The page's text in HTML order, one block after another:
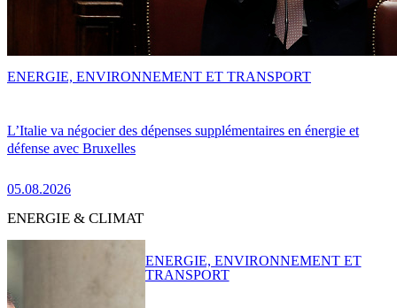
L’Italie va négocier des dépenses supplémentaires en énergie et
défense avec Bruxelles
05.08.2026
ENERGIE, ENVIRONNEMENT ET TRANSPORT
ENERGIE & CLIMAT
ENERGIE, ENVIRONNEMENT ET
TRANSPORT